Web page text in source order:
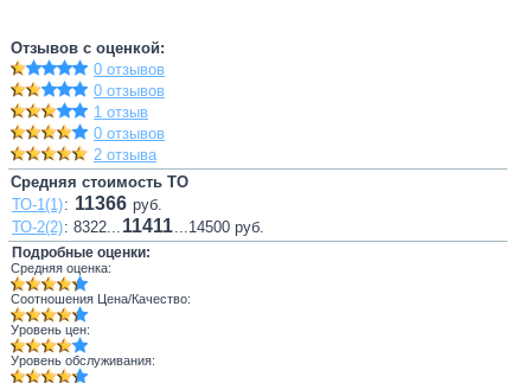
Отзывов с оценкой:
0 отзывов
0 отзывов
1 отзыв
0 отзывов
2 отзыва
Средняя стоимость ТО
ТО-1(1): 11366 руб.
ТО-2(2): 8322... 11411...14500 руб.
Подробные оценки:
Средняя оценка:
Соотношения Цена/Качество:
Уровень цен:
Уровень обслуживания: